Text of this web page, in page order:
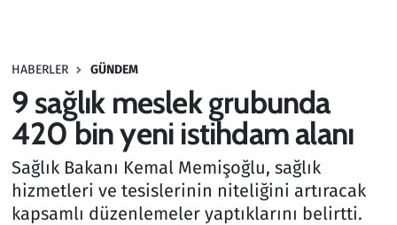
HABERLER GÜNDEM
9 sağlık meslek grubunda
420 bin yeni istihdam alanı
Sağlık Bakanı Kemal Memişoğlu, sağlık
hizmetleri ve tesislerinin niteliğini artıracak
kapsamlı düzenlemeler yaptıklarını belirtti.
Haber
Kültür Sanat
Kurumsal Haberler
Lezzet Durağı